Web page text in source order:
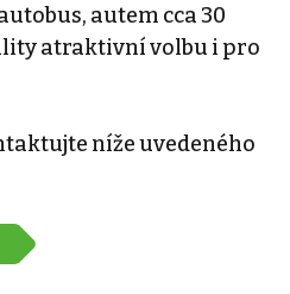
autem cca 30
atraktivní volbu i pro
níže uvedeného